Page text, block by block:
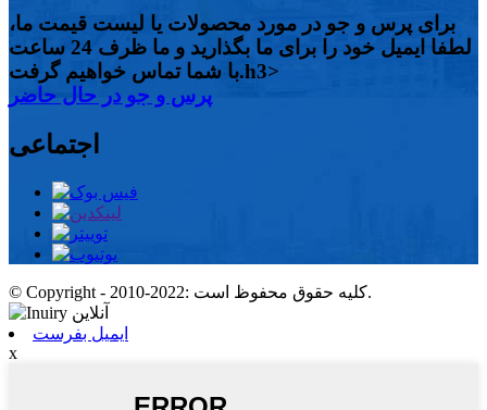
برای پرس و جو در مورد محصولات یا لیست قیمت ما،
لطفا ایمیل خود را برای ما بگذارید و ما ظرف 24 ساعت
با شما تماس خواهیم گرفت.h3>
پرس و جو در حال حاضر
اجتماعی
© Copyright - 2010-2022: کلیه حقوق محفوظ است.
ایمیل بفرست
x